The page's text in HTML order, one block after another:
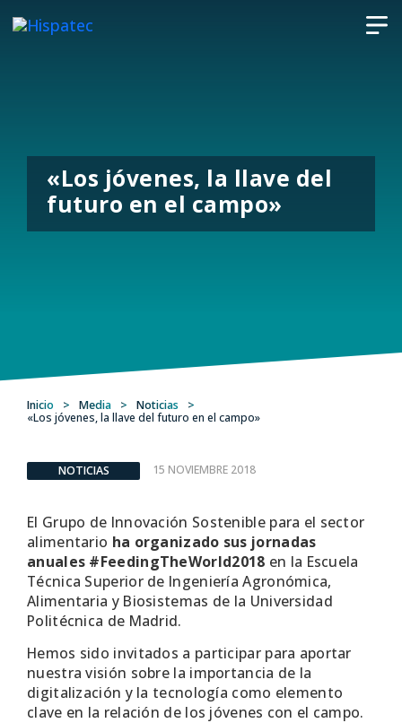
«Los jóvenes, la llave del
futuro en el campo»
Inicio > Media > Noticias
>
«Los jóvenes, la llave del futuro en el campo»
NOTICIAS 15 NOVIEMBRE 2018
El Grupo de Innovación Sostenible para el sector
alimentario ha organizado sus jornadas
anuales #FeedingTheWorld2018 en la Escuela
Técnica Superior de Ingeniería Agronómica,
Alimentaria y Biosistemas de la Universidad
Politécnica de Madrid.
Hemos sido invitados a participar para aportar
nuestra visión sobre la importancia de la
digitalización y la tecnología como elemento
clave en la relación de los jóvenes con el campo.